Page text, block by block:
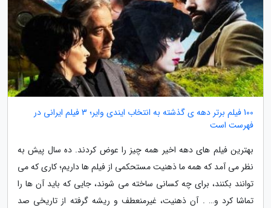
100 فیلم برتر دهه ی گذشته به انتخاب ایندی وایر؛ 3 فیلم ایرانی در
فهرست است
بهترین فیلم های دهه اخیر همه چیز را عوض کردند. ده سال پیش به
نظر می آمد که همه ما ذهنیت مستحکمی از فیلم ها داریم؛ کاری که می
توانند بکنند، برای چه کسانی ساخته می شوند، جایی که باید آن ها را
تماشا کرد و… . آن ذهنیت، غیرمنعطف و ریشه گرفته از تاریخی صد